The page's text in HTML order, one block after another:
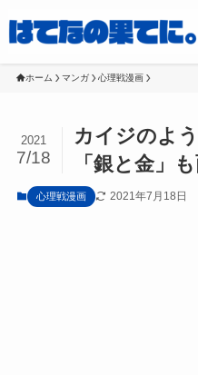
ホーム マンガ 心理戦漫画
カイジのよ
「銀と金」
2021
7/18
心理戦漫画 2021年7月18日